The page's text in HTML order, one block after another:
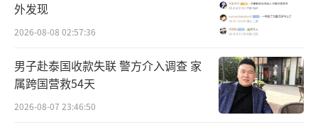
外发现
2026-08-08 02:57:36
男子赴泰国收款失联 警方介入调查 家
属跨国营救54天
2026-08-07 23:46:50